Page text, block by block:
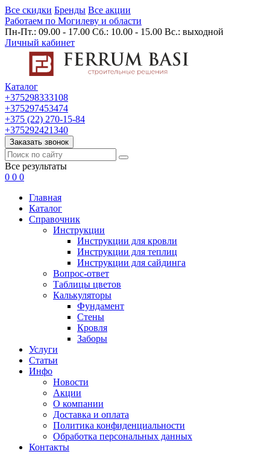
Все скидки Бренды Все акции
Работаем по Могилеву и области
Пн-Пт.: 09.00 - 17.00 Сб.: 10.00 - 15.00 Вс.: выходной
Личный кабинет
Каталог
+375298333108
+375297453474
+375 (22) 270-15-84
+375292421340
Заказать звонок
Все результаты
0 0 0
Главная
Каталог
Cправочник
Инструкции
Инструкции для кровли
Инструкции для теплиц
Инструкции для сайдинга
Вопрос-ответ
Таблицы цветов
Калькуляторы
Фундамент
Стены
Кровля
Заборы
Услуги
Статьи
Инфо
Новости
Акции
О компании
Доставка и оплата
Политика конфиденциальности
Обработка персональных данных
Контакты